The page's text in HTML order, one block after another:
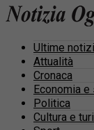
Ultime
Attualità
Cronaca
Economia e
Politica
Cultura e